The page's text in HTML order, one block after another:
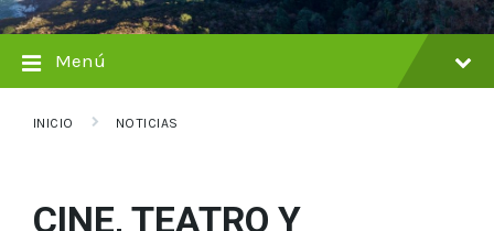
Menú
INICIO NOTICIAS
CINE, TEATRO Y